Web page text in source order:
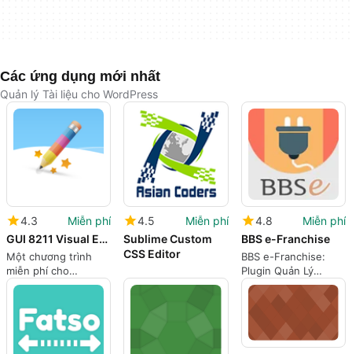
Các ứng dụng mới nhất
Quản lý Tài liệu cho WordPress
4.3
Miễn phí
GUI 8211 Visual Editor
Một chương trình
miễn phí cho
WordPress, bởi
4.5
Miễn phí
Sublime Custom
CSS Editor
4.8
Miễn phí
BBS e-Franchise
BBS e-Franchise:
Plugin Quản Lý
Nhượng Quyền Hiệu